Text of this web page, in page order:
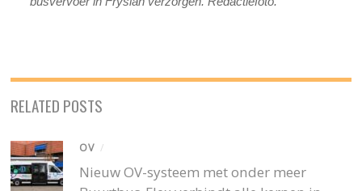
RELATED POSTS
OV /
Nieuw OV-systeem met onder meer